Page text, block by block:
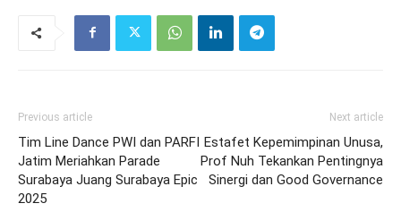
Previous article
Tim Line Dance PWI dan PARFI
Jatim Meriahkan Parade
Surabaya Juang Surabaya Epic
2025
Next article
Estafet Kepemimpinan Unusa,
Prof Nuh Tekankan Pentingnya
Sinergi dan Good Governance